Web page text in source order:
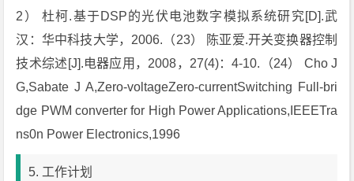
2） 杜柯.基于DSP的光伏电池数字模拟系统研究[D].武
汉：华中科技大学，2006.（23） 陈亚爱.开关变换器控制
技术综述[J].电器应用，2008，27(4)：4-10.（24） Cho J
G,Sabate J A,Zero-voltageZero-currentSwitching Full-bri
dge PWM converter for High Power Applications,IEEETra
ns0n Power Electronics,1996
5. 工作计划